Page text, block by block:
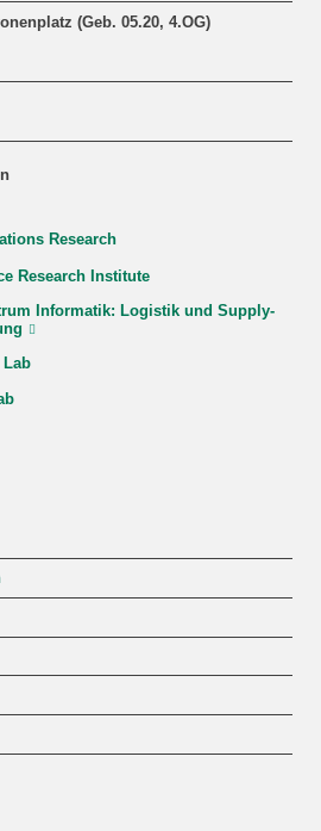
(Geb. 05.20, 4.OG)
Research
Research Institute
Informatik: Logistik und Supply-
Lab